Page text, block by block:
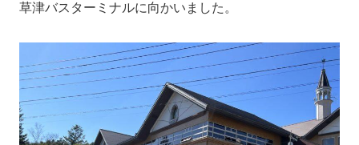
草津バスターミナルに向かいました。